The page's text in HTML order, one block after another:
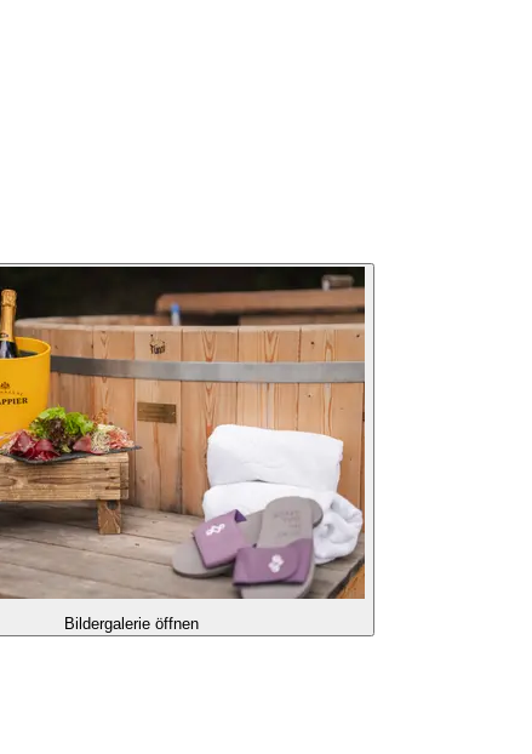
Bildergalerie öffnen